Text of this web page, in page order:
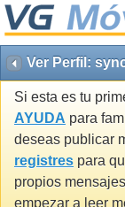
Ver Perfil:
Si esta es tu
AYUDA para
deseas publicar
registres para
propios
empezar a leer